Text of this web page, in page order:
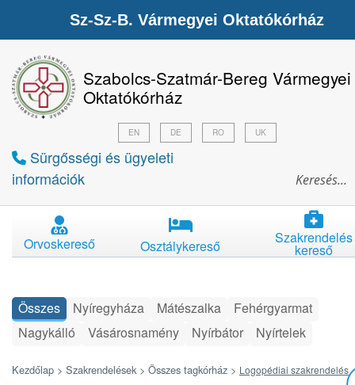
Szabolcs-Szatmár-Bereg Vármegyei
Oktatókórház
Sürgősségi és ügyeleti
információk
EN DE RO UK
Orvoskereső Osztálykereső Szakrendelés
kereső
Összes Nyíregyháza Mátészalka
Fehérgyarmat
Nagykálló
Vásárosnamény Nyírbátor Nyírtelek
Kezdőlap > Szakrendelések > Összes tagkórház > Logopédiai szakrendelés
Sz-Sz-B. Vármegyei Oktatókórház